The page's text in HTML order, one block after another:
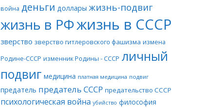
война деньги доллары жизнь-подвиг
жизнь в РФжизнь в СССР
зверство зверство гитлеровского фашизма измена
Родине-СССР изменник Родины - СССР личный
подвиг медицина платная медицина подвиг
предатель предатель СССР предательство СССР
психологическая война убийство философия